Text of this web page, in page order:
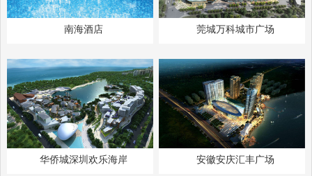
南海酒店 莞城万科城市广场
华侨城深圳欢乐海岸 安徽安庆汇丰广场